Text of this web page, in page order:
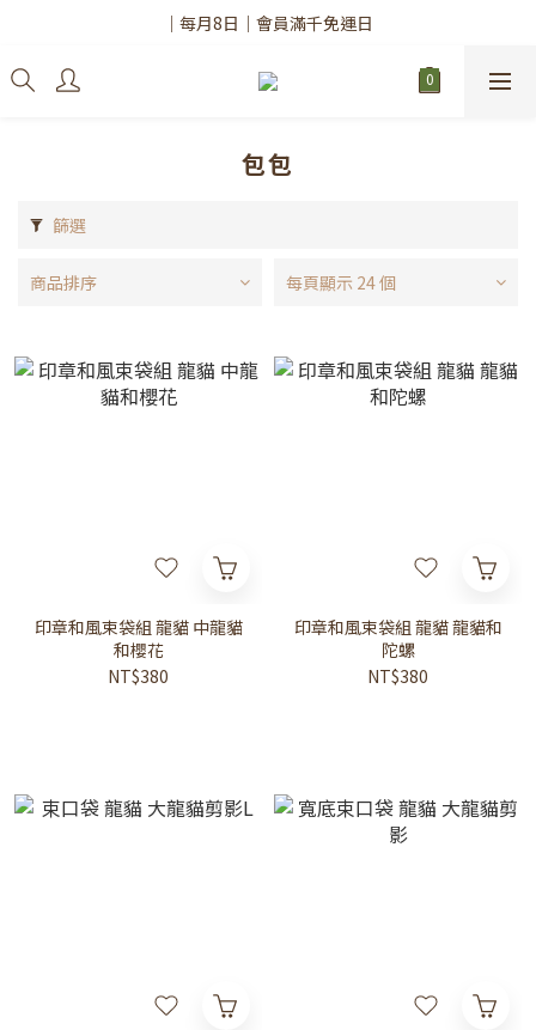
✨註冊會員請務必填寫「真實姓名」
｜每月8日｜會員滿千免運日
✨註冊會員請務必填寫「真實姓名」
包包
篩選
商品排序 每頁顯示 24 個
印章和風束袋組 龍貓 中龍貓
和櫻花
NT$380
印章和風束袋組 龍貓 龍貓和
陀螺
NT$380